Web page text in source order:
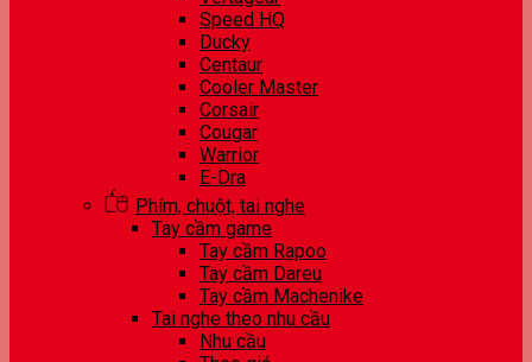
Speed HQ
Ducky
Centaur
Cooler Master
Corsair
Cougar
Warrior
E-Dra
Phím, chuột, tai nghe
Tay cầm game
Tay cầm Rapoo
Tay cầm Dareu
Tay cầm Machenike
Tai nghe theo nhu cầu
Nhu cầu